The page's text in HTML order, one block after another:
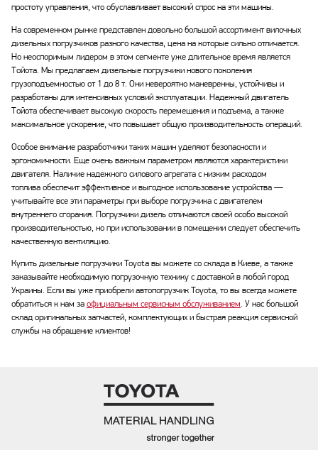
простоту управления, что обуславливает высокий спрос на эти машины.
На современном рынке представлен довольно большой ассортимент вилочных
дизельных погрузчиков разного качества, цена на которые сильно отличается.
Но неоспоримым лидером в этом сегменте уже длительное время является
Тойота. Мы предлагаем дизельные погрузчики нового поколения
грузоподъемностью от 1 до 8 т. Они невероятно маневренны, устойчивы и
разработаны для интенсивных условий эксплуатации. Надежный двигатель
Тойота обеспечивает высокую скорость перемещения и подъема, а также
максимальное ускорение, что повышает общую производительность операций.
Особое внимание разработчики таких машин уделяют безопасности и
эргономичности. Еще очень важным параметром являются характеристики
двигателя. Наличие надежного силового агрегата с низким расходом
топлива обеспечит эффективное и выгодное использование устройства —
учитывайте все эти параметры при выборе погрузчика с двигателем
внутреннего сгорания. Погрузчики дизель отличаются своей особо высокой
производительностью, но при использовании в помещении следует обеспечить
качественную вентиляцию.
Купить дизельные погрузчики Toyota вы можете со склада в Киеве, а также
заказывайте необходимую погрузочную технику с доставкой в любой город
Украины. Если вы уже приобрели автопогрузчик Toyota, то вы всегда можете
обратиться к нам за официальным сервисным обслуживанием. У нас большой
склад оригинальных запчастей, комплектующих и быстрая реакция сервисной
службы на обращение клиентов!